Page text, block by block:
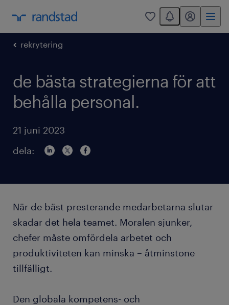
0
You have 0
mitt randstad
rekrytering
de bästa strategierna för att
behålla personal.
21 juni 2023
dela:
När de bäst presterande medarbetarna slutar
skadar det hela teamet. Moralen sjunker,
chefer måste omfördela arbetet och
produktiviteten kan minska – åtminstone
tillfälligt.
Den globala kompetens- och